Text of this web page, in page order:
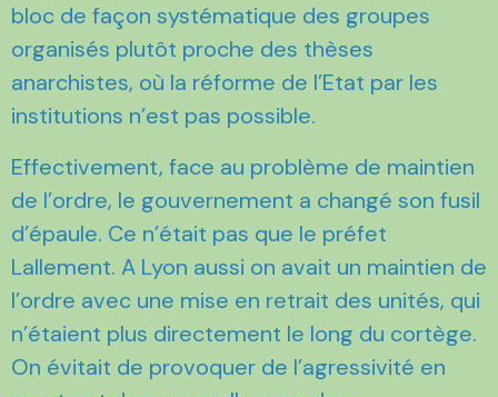
bloc de façon systématique des groupes
organisés plutôt proche des thèses
anarchistes, où la réforme de l’Etat par les
institutions n’est pas possible.
Effectivement, face au problème de maintien
de l’ordre, le gouvernement a changé son fusil
d’épaule. Ce n’était pas que le préfet
Lallement. A Lyon aussi on avait un maintien de
l’ordre avec une mise en retrait des unités, qui
n’étaient plus directement le long du cortège.
On évitait de provoquer de l’agressivité en